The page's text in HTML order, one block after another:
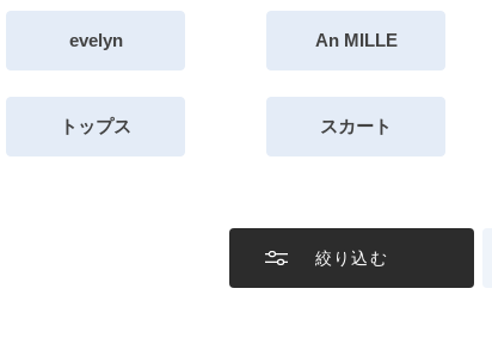
evelyn An MILLE
トップス スカート
絞り込む